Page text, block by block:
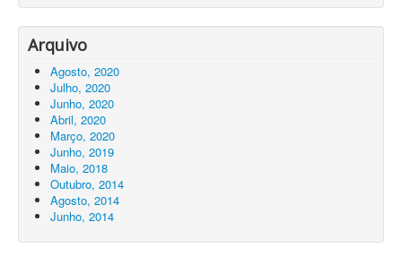
Arquivo
Agosto, 2020
Julho, 2020
Junho, 2020
Abril, 2020
Março, 2020
Junho, 2019
Maio, 2018
Outubro, 2014
Agosto, 2014
Junho, 2014